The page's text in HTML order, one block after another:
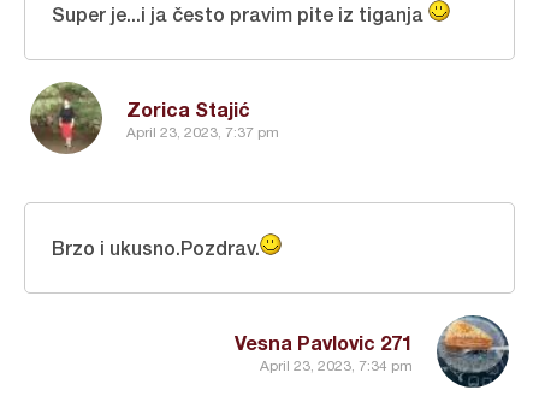
Zorica Stajić
April 23, 2023, 7:37 pm
Super je...i ja često pravim pite iz tiganja
Vesna Pavlovic 271
April 23, 2023, 7:34 pm
Brzo i ukusno.Pozdrav.